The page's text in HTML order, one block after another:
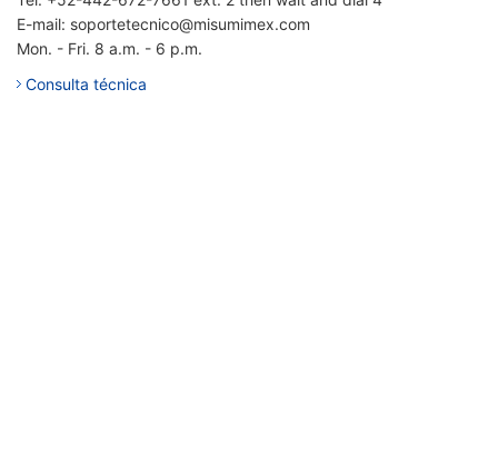
E-mail: soportetecnico@misumimex.com
Mon. - Fri. 8 a.m. - 6 p.m.
Consulta técnica